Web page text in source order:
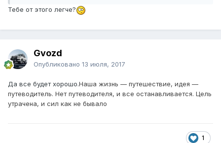
Тебе от этого легче?
Gvozd
Опубликовано 13 июля, 2017
Да все будет хорошо.Наша жизнь — путешествие, идея —
путеводитель. Нет путеводителя, и все останавливается. Цель
утрачена, и сил как не бывало
1